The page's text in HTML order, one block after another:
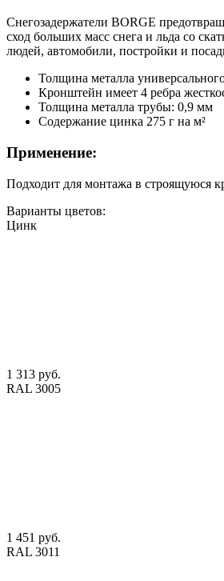
Снегозадержатели BORGE
сход больших масс снега и льда со
людей, автомобили, постройки и
Толщина металла
Кронштейн имеет 4 ребра
Толщина металла трубы: 0,9 мм
Содержание цинка 275 г на м²
Применение:
Подходит для монтажа в строящуюся
Варианты цветов:
Цинк
1 313 руб.
RAL 3005
1 451 руб.
RAL 3011